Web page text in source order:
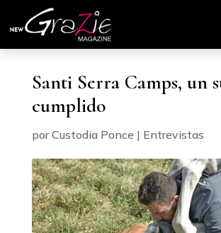
Santi Serra Camps, un
cumplido
porCustodia Ponce | Entrevistas